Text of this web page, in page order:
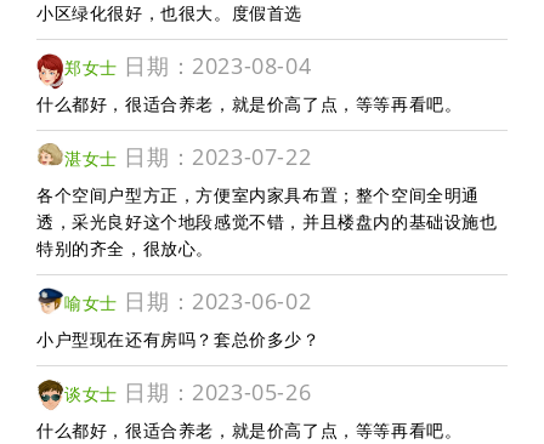
小区绿化很好，也很大。度假首选
郑女士 日期：2023-08-04
什么都好，很适合养老，就是价高了点，等等再看吧。
湛女士 日期：2023-07-22
各个空间户型方正，方便室内家具布置；整个空间全明通
透，采光良好这个地段感觉不错，并且楼盘内的基础设施也
特别的齐全，很放心。
喻女士 日期：2023-06-02
小户型现在还有房吗？套总价多少？
谈女士 日期：2023-05-26
什么都好，很适合养老，就是价高了点，等等再看吧。